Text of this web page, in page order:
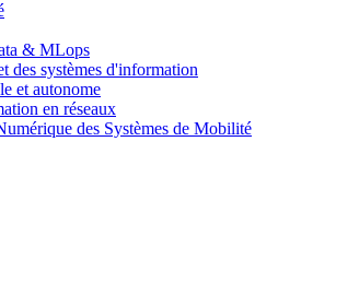
& MLops
des systèmes d'information
et autonome
en réseaux
des Systèmes de Mobilité